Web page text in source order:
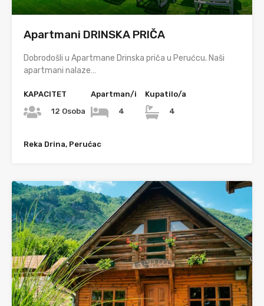
Apartmani DRINSKA PRIČA
Dobrodošli u Apartmane Drinska priča u Perućcu. Naši
apartmani nalaze…
KAPACITET
12 Osoba
Apartman/i
4
Kupatilo/a
4
Reka Drina, Perućac